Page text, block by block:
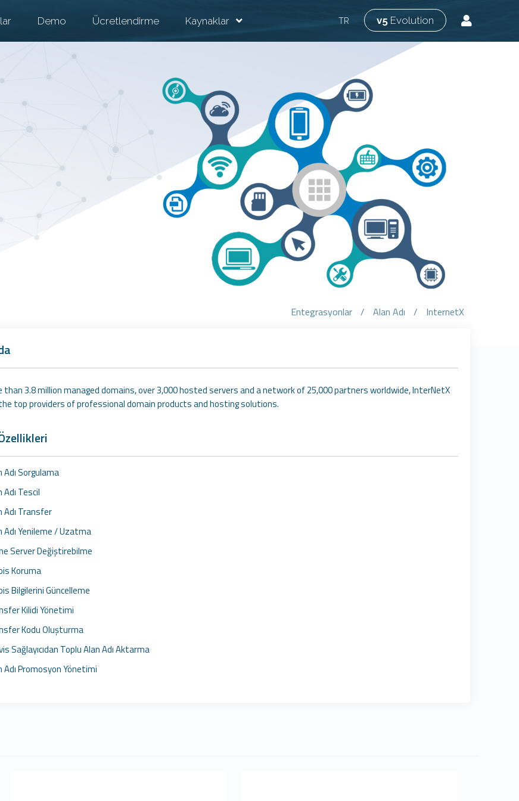
v5 Evolution
TR
Demo Ücretlendirme Kaynaklar
Entegrasyonlar / Alan Adı / InternetX
than 3.8 million managed domains, over 3,000 hosted servers and a network of 25,000 partners worldwide, InterNetX
top providers of professional domain products and hosting solutions.
Adı Sorgulama
Adı Tescil
Adı Transfer
Adı Yenileme / Uzatma
Server Değiştirebilme
Koruma
Bilgilerini Güncelleme
Kilidi Yönetimi
Kodu Oluşturma
Sağlayıcıdan Toplu Alan Adı Aktarma
Adı Promosyon Yönetimi